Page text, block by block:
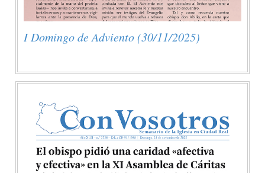
I Domingo de Adviento (30/11/2025)